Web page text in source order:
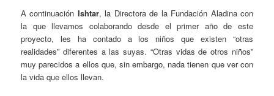
A continuación Ishtar, la Directora de la Fundación Aladina con
la que llevamos colaborando desde el primer año de este
proyecto, les ha contado a los niños que existen “otras
realidades” diferentes a las suyas. “Otras vidas de otros niños”
muy parecidos a ellos que, sin embargo, nada tienen que ver con
la vida que ellos llevan.